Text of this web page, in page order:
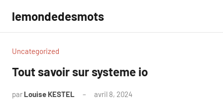
contenu
lemondedesmots
Uncategorized
Tout savoir sur systeme io
par Louise KESTEL avril 8, 2024